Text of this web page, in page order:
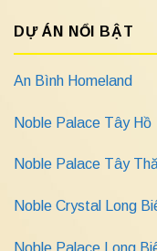
DỰ ÁN NỔI BẬT
An Bình Homeland
Noble Palace Tây Hồ
Noble Palace Tây
Noble Crystal Long
Noble Palace Long